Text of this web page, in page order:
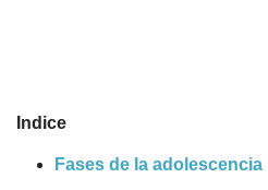
Indice
Fases de la adolescencia